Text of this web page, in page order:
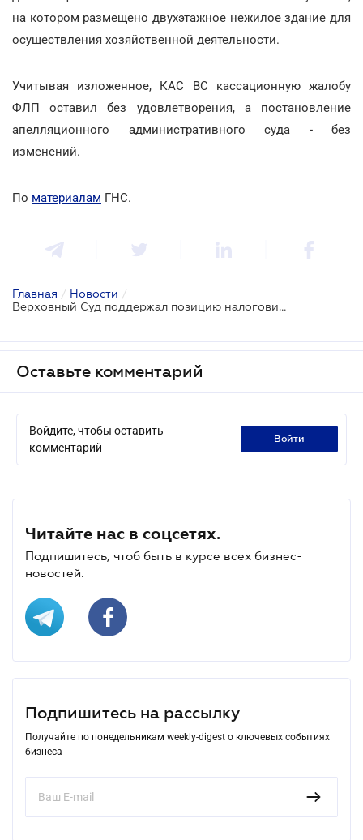
на котором размещено двухэтажное нежилое здание для
осуществления хозяйственной деятельности.
Учитывая изложенное, КАС ВС кассационную жалобу
ФЛП оставил без удовлетворения, а постановление
апелляционного административного суда - без
изменений.
По материалам ГНС.
Главная / Новости /
Верховный Суд поддержал позицию налоговиков относительно арендной платы за землю
Оставьте комментарий
Войдите, чтобы оставить
комментарий
войти
Читайте нас в соцсетях.
Подпишитесь, чтоб быть в курсе всех бизнес-
новостей.
Подпишитесь на рассылку
Получайте по понедельникам weekly-digest о ключевых событиях
бизнеса